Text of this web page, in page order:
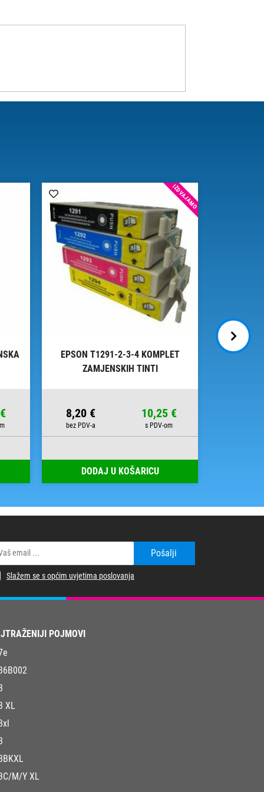
IZDVAJAMO
EPSON T1291-2-3-4 KOMPLET
ZAMJENSKIH TINTI
8,20 € 10,25 €
DODAJ U KOŠARICU
EPSON
Pošalji
Slažem se s općim uvjetima poslovanja
POJMOVI
XL
M/Y XL